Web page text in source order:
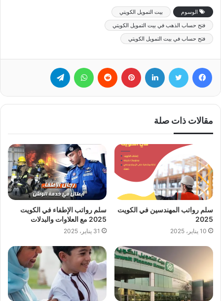
الوسوم
بيت التمويل الكويتي
فتح حساب الذهب في بيت التمويل الكويتي
فتح حساب في بيت التمويل الكويتي
مقالات ذات صلة
سلم رواتب المهندسين في الكويت
2025
10 يناير، 2025
سلم رواتب الإطفاء في الكويت
2025 مع العلاوات والبدلات
31 يناير، 2025